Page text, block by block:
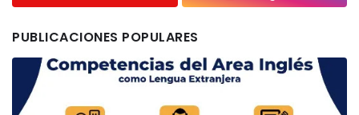
PUBLICACIONES POPULARES